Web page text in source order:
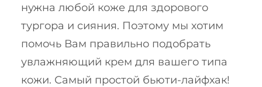
нужна любой коже для здорового
тургора и сияния. Поэтому мы хотим
помочь Вам правильно подобрать
увлажняющий крем для вашего типа
кожи. Самый простой бьюти-лайфхак!